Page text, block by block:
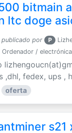
bitmain
ltc doge
publicado por P
Ordenador / electrónica
,dhl, fedex, ups ,
oferta